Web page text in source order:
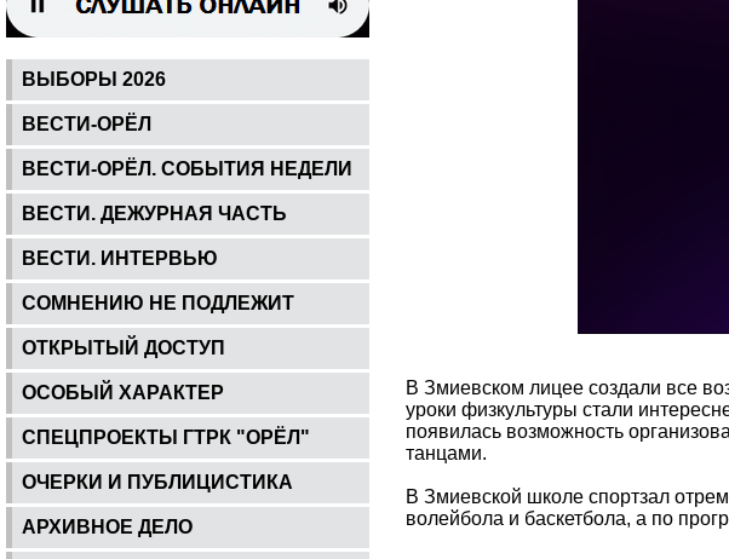
ВЫБОРЫ 2026
ВЕСТИ-ОРЁЛ
ВЕСТИ-ОРЁЛ. СОБЫТИЯ НЕДЕЛИ
ВЕСТИ. ДЕЖУРНАЯ ЧАСТЬ
ВЕСТИ. ИНТЕРВЬЮ
СОМНЕНИЮ НЕ ПОДЛЕЖИТ
ОТКРЫТЫЙ ДОСТУП
ОСОБЫЙ ХАРАКТЕР
СПЕЦПРОЕКТЫ ГТРК "ОРЁЛ"
ОЧЕРКИ И ПУБЛИЦИСТИКА
АРХИВНОЕ ДЕЛО
В Змиевском лицее создали все
уроки физкультуры стали
появилась возможность
танцами.
В Змиевской школе спортзал
волейбола и баскетбола, а по